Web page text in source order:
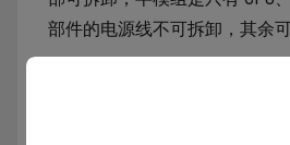
部件的电源线不可拆卸，其余可